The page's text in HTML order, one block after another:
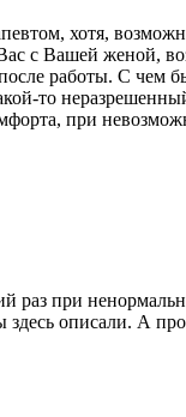
хотя,
с Вашей женой,
работы. С
то
при
при
описали. А